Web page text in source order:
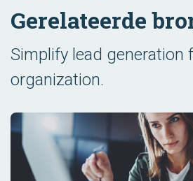
Gerelateerde
Simplify lead generation
organization.